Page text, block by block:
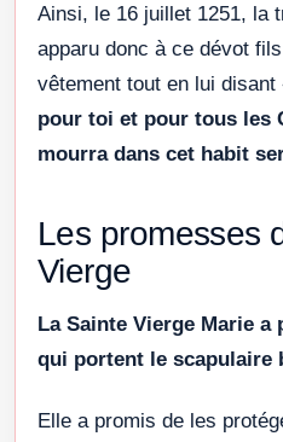
Ainsi, le 16 juillet 1251, la
apparu donc à ce dévot
vêtement tout en lui disant
pour toi et pour tous les
mourra dans cet habit
Les promesses
Vierge
La Sainte Vierge Marie a
qui portent le scapulaire
Elle a promis de les